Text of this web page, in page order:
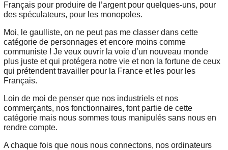
Français pour produire de l’argent pour quelques-uns, pour
des spéculateurs, pour les monopoles.
Moi, le gaulliste, on ne peut pas me classer dans cette
catégorie de personnages et encore moins comme
communiste ! Je veux ouvrir la voie d’un nouveau monde
plus juste et qui protégera notre vie et non la fortune de ceux
qui prétendent travailler pour la France et les pour les
Français.
Loin de moi de penser que nos industriels et nos
commerçants, nos fonctionnaires, font partie de cette
catégorie mais nous sommes tous manipulés sans nous en
rendre compte.
A chaque fois que nous nous connectons, nos ordinateurs